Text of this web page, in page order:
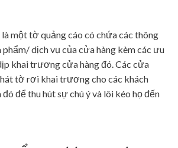
một tờ quảng cáo có chứa các thông
dịch vụ của cửa hàng kèm các ưu
khai trương cửa hàng đó. Các cửa
tờ rơi khai trương cho các khách
để thu hút sự chú ý và lôi kéo họ đến